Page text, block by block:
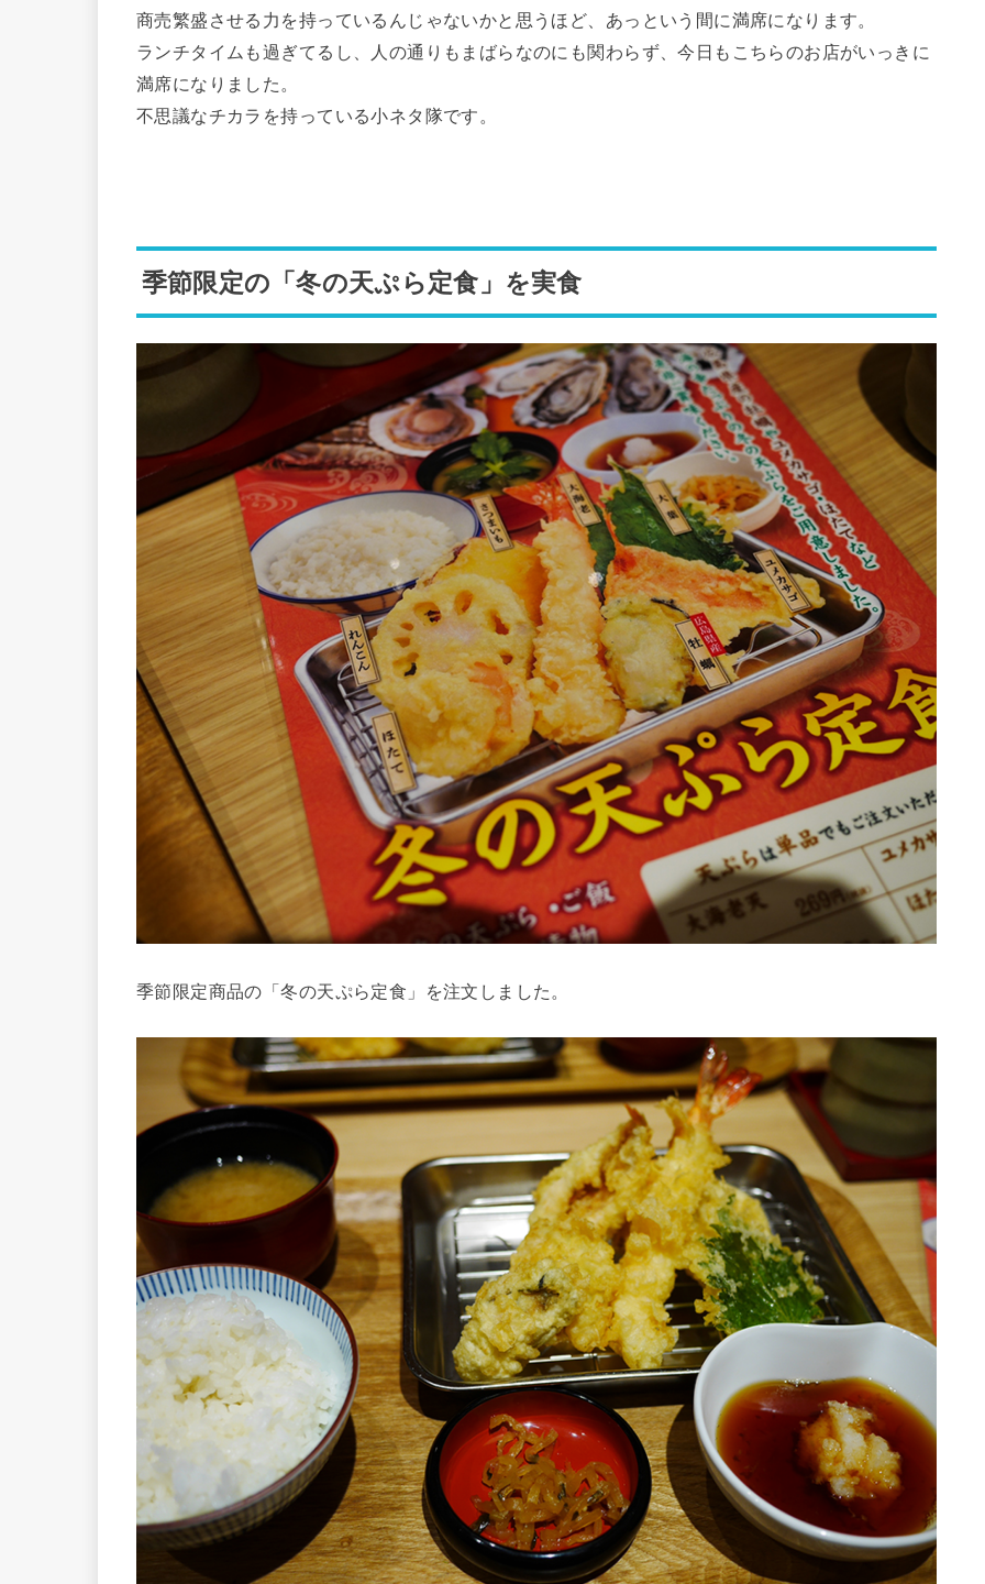
商売繁盛させる力を持っているんじゃないかと思うほど、あっという間に満席になります。
ランチタイムも過ぎてるし、人の通りもまばらなのにも関わらず、今日もこちらのお店がいっきに
満席になりました。
不思議なチカラを持っている小ネタ隊です。
季節限定の「冬の天ぷら定食」を実食
季節限定商品の「冬の天ぷら定食」を注文しました。